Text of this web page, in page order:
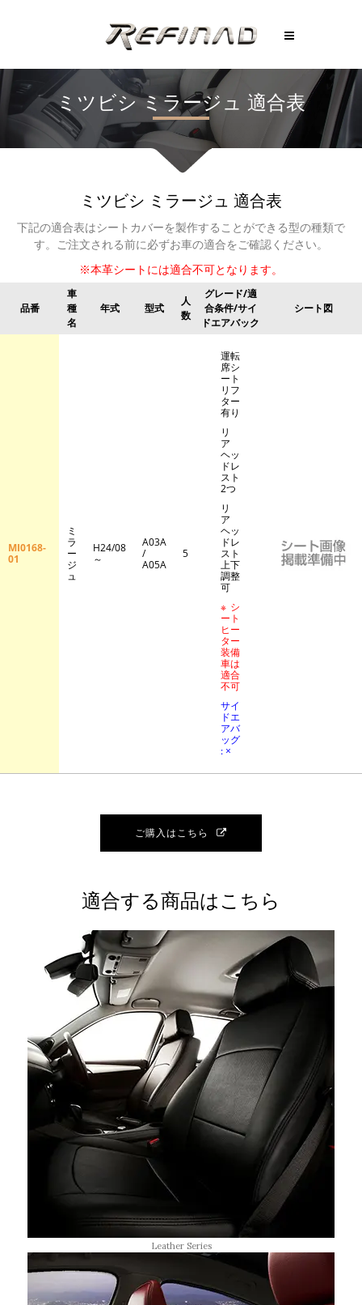
ミツビシ ミラージュ 適合表
ミツビシ ミラージュ 適合表
下記の適合表はシートカバーを製作することができる型の種類で
す。
ご注文される前に必ずお車の適合をご確認ください。
※本革シートには適合不可となります。
品番
車
種
名
年式 型式
人
数
グレード/適
合条件/サイ
ドエアバック
シート図
MI0168-
01
ミ
ラ
ー
ジ
ュ
H24/08
～
A03A
/
A05A
5
運転
席シ
ート
リフ
ター
有り
リ
ア
ヘッ
ドレ
スト
2つ
リ
ア
ヘッ
ドレ
スト
上下
調整
可
※シ
ート
ヒー
ター
装備
車は
適合
不可
サイ
ドエ
アバ
ッグ
: ×
ご購入はこちら
適合する商品はこちら
Leather Series